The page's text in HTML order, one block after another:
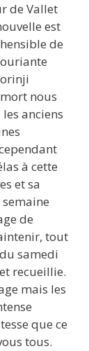
de Vallet
est
de
nous
anciens
à cette
et sa
de
tout
samedi
recueillie.
mais les
que ce
tous.